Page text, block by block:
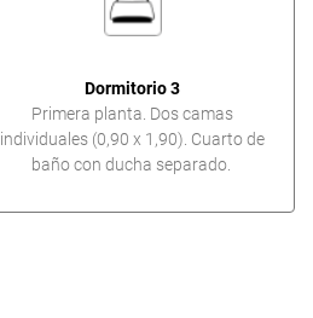
Dormitorio 3
Primera planta. Dos camas
individuales (0,90 x 1,90). Cuarto de
baño con ducha separado.